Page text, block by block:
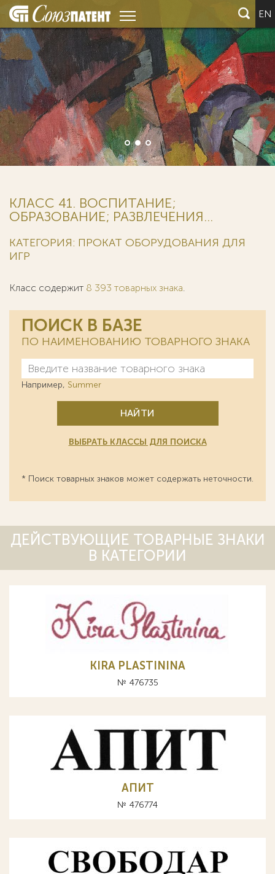
EN
КЛАСС 41. ВОСПИТАНИЕ;
ОБРАЗОВАНИЕ; РАЗВЛЕЧЕНИЯ...
КАТЕГОРИЯ: ПРОКАТ ОБОРУДОВАНИЯ ДЛЯ
ИГР
Класс содержит 8 393 товарных знака.
ПОИСК В БАЗЕ
ПО НАИМЕНОВАНИЮ ТОВАРНОГО ЗНАКА
Например, Summer
НАЙТИ
ВЫБРАТЬ КЛАССЫ ДЛЯ ПОИСКА
* Поиск товарных знаков может содержать неточности.
ДЕЙСТВУЮЩИЕ ТОВАРНЫЕ ЗНАКИ
В КАТЕГОРИИ
KIRA PLASTININA
№ 476735
АПИТ
№ 476774